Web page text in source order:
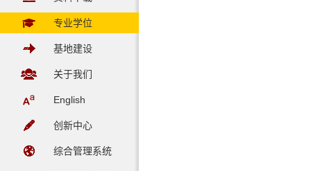
专业学位
基地建设
关于我们
English
创新中心
综合管理系统